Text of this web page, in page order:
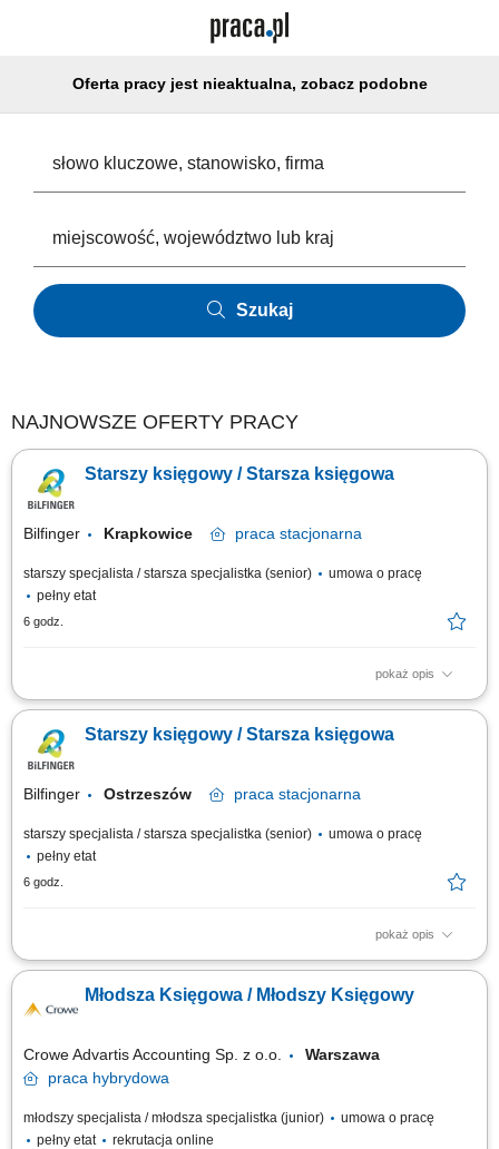
Oferta pracy jest nieaktualna, zobacz podobne
Szukaj
NAJNOWSZE OFERTY PRACY
Starszy księgowy / Starsza księgowa
Bilfinger Krapkowice praca stacjonarna
starszy specjalista / starsza specjalistka (senior)
umowa o pracę
pełny etat
6 godz.
pokaż opis
Opis stanowiska Prowadzenie ewidencji księgowej zgodnie z
raportowania grupowego. Przygotowywanie zestawień, analiz i raportów
finansowych na potrzeby struktur międzynarodowych. Udział w procesach
Starszy księgowy / Starsza księgowa
Bilfinger Ostrzeszów praca stacjonarna
starszy specjalista / starsza specjalistka (senior)
umowa o pracę
pełny etat
6 godz.
pokaż opis
Opis stanowiska Prowadzenie ewidencji księgowej zgodnie z
raportowania grupowego. Przygotowywanie zestawień, analiz i raportów
finansowych na potrzeby struktur międzynarodowych. Udział w procesach
Młodsza Księgowa / Młodszy Księgowy
Crowe Advartis Accounting Sp. z o.o.
Warszawa
praca hybrydowa
młodszy specjalista / młodsza specjalistka (junior)
umowa o pracę
pełny etat
rekrutacja online